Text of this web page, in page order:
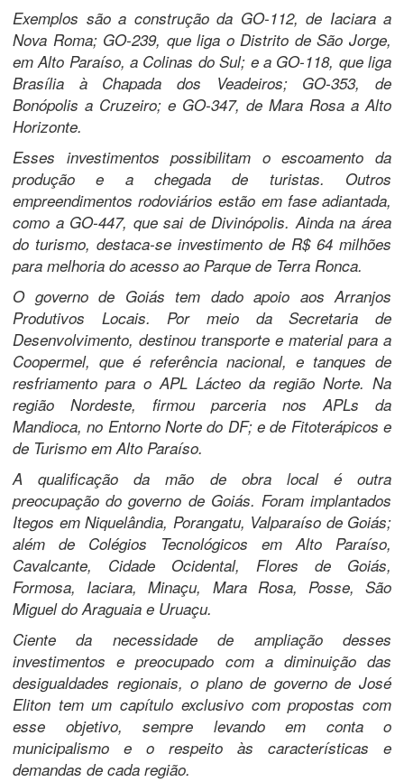
Exemplos são a construção da GO-112, de Iaciara a
Nova Roma; GO-239, que liga o Distrito de São Jorge,
em Alto Paraíso, a Colinas do Sul; e a GO-118, que liga
Brasília à Chapada dos Veadeiros; GO-353, de
Bonópolis a Cruzeiro; e GO-347, de Mara Rosa a Alto
Horizonte.
Esses investimentos possibilitam o escoamento da
produção e a chegada de turistas. Outros
empreendimentos rodoviários estão em fase adiantada,
como a GO-447, que sai de Divinópolis. Ainda na área
do turismo, destaca-se investimento de R$ 64 milhões
para melhoria do acesso ao Parque de Terra Ronca.
O governo de Goiás tem dado apoio aos Arranjos
Produtivos Locais. Por meio da Secretaria de
Desenvolvimento, destinou transporte e material para a
Coopermel, que é referência nacional, e tanques de
resfriamento para o APL Lácteo da região Norte. Na
região Nordeste, firmou parceria nos APLs da
Mandioca, no Entorno Norte do DF; e de Fitoterápicos e
de Turismo em Alto Paraíso.
A qualificação da mão de obra local é outra
preocupação do governo de Goiás. Foram implantados
Itegos em Niquelândia, Porangatu, Valparaíso de Goiás;
além de Colégios Tecnológicos em Alto Paraíso,
Cavalcante, Cidade Ocidental, Flores de Goiás,
Formosa, Iaciara, Minaçu, Mara Rosa, Posse, São
Miguel do Araguaia e Uruaçu.
Ciente da necessidade de ampliação desses
investimentos e preocupado com a diminuição das
desigualdades regionais, o plano de governo de José
Eliton tem um capítulo exclusivo com propostas com
esse objetivo, sempre levando em conta o
municipalismo e o respeito às características e
demandas de cada região.